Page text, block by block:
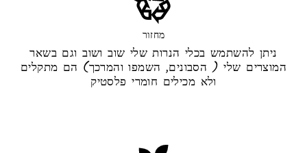
מחזור
ניתן להשתמש בכלי הנרות שלי שוב ושוב וגם בשאר
המוצרים שלי ( הסבונים, השמפו והמרכך) הם מתקלים
ולא מכילים חומרי פלסטיק